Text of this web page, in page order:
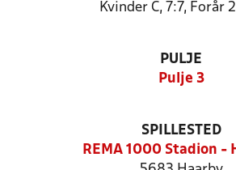
Kvinder C, 7:7, Forår
PULJE
Pulje 3
SPILLESTED
REMA 1000 Stadion -